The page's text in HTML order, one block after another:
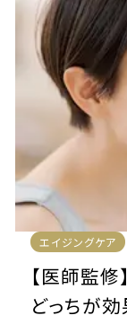
エイジングケア
【医師監
どっちが効